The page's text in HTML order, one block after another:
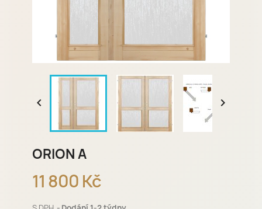
 
ORION A
11 800 Kč